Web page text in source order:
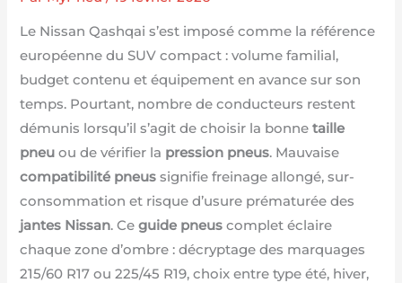
Le Nissan Qashqai s’est imposé comme la référence
européenne du SUV compact : volume familial,
budget contenu et équipement en avance sur son
temps. Pourtant, nombre de conducteurs restent
démunis lorsqu’il s’agit de choisir la bonnetaille
pneu ou de vérifier la pression pneus. Mauvaise
compatibilité pneus signifie freinage allongé, sur-
consommation et risque d’usure prématurée des
jantes Nissan. Ceguide pneus complet éclaire
chaque zone d’ombre : décryptage des marquages
215/60 R17 ou 225/45 R19, choix entre type été, hiver,